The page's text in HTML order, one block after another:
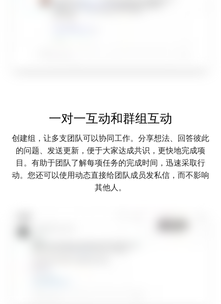
一对一互动和群组互动
创建组，让多支团队可以协同工作。分享想法、回答彼此
的问题、发送更新，便于大家达成共识，更快地完成项
目。有助于团队了解每项任务的完成时间，迅速采取行
动。您还可以使用动态直接给团队成员发私信，而不影响
其他人。